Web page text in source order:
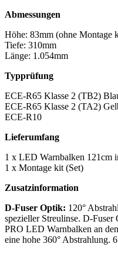
Abmessungen
Höhe: 83mm (ohne Montage
Tiefe: 310mm
Länge: 1.054mm
Typprüfung
ECE-R65 Klasse 2 (TB2)
ECE-R65 Klasse 2 (TA2)
ECE-R10
Lieferumfang
1 x LED Warnbalken 121cm
1 x Montage kit (Set)
Zusatzinformation
D-Fuser Optik: 120°
spezieller Streulinse. D-
PRO LED Warnbalken an
eine hohe 360° Abstrahlung.